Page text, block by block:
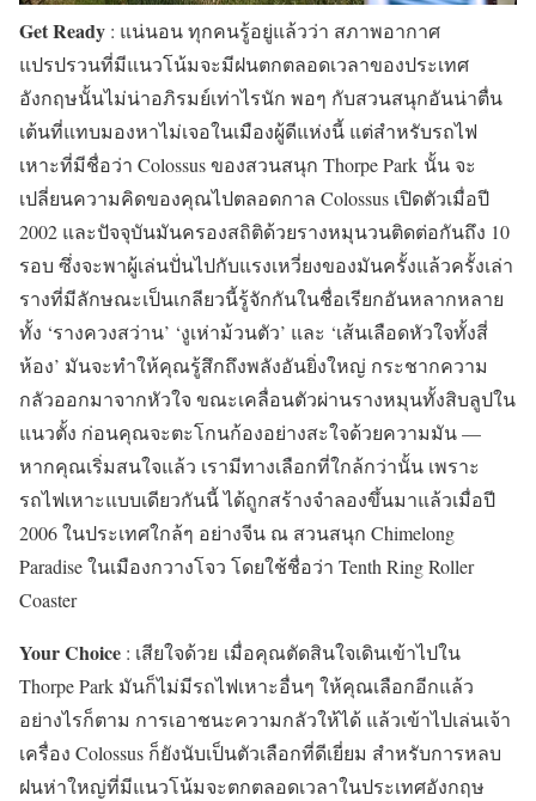
Get Ready : แน่นอน ทุกคนรู้อยู่แล้วว่า สภาพอากาศ
แปรปรวนที่มีแนวโน้มจะมีฝนตกตลอดเวลาของประเทศ
อังกฤษนั้นไม่น่าอภิรมย์เท่าไรนัก พอๆ กับสวนสนุกอันน่าตื่น
เต้นที่แทบมองหาไม่เจอในเมืองผู้ดีแห่งนี้ แต่สำหรับรถไฟ
เหาะที่มีชื่อว่า Colossus ของสวนสนุก Thorpe Park นั้น จะ
เปลี่ยนความคิดของคุณไปตลอดกาล Colossus เปิดตัวเมื่อปี
2002 และปัจจุบันมันครองสถิติด้วยรางหมุนวนติดต่อกันถึง 10
รอบ ซึ่งจะพาผู้เล่นปั่นไปกับแรงเหวี่ยงของมันครั้งแล้วครั้งเล่า
รางที่มีลักษณะเป็นเกลียวนี้รู้จักกันในชื่อเรียกอันหลากหลาย
ทั้ง ‘รางควงสว่าน’ ‘งูเห่าม้วนตัว’ และ ‘เส้นเลือดหัวใจทั้งสี่
ห้อง’ มันจะทำให้คุณรู้สึกถึงพลังอันยิ่งใหญ่ กระชากความ
กลัวออกมาจากหัวใจ ขณะเคลื่อนตัวผ่านรางหมุนทั้งสิบลูปใน
แนวตั้ง ก่อนคุณจะตะโกนก้องอย่างสะใจด้วยความมัน —
หากคุณเริ่มสนใจแล้ว เรามีทางเลือกที่ใกล้กว่านั้น เพราะ
รถไฟเหาะแบบเดียวกันนี้ ได้ถูกสร้างจำลองขึ้นมาแล้วเมื่อปี
2006 ในประเทศใกล้ๆ อย่างจีน ณ สวนสนุก Chimelong
Paradise ในเมืองกวางโจว โดยใช้ชื่อว่า Tenth Ring Roller
Coaster
Your Choice : เสียใจด้วย เมื่อคุณตัดสินใจเดินเข้าไปใน
Thorpe Park มันก็ไม่มีรถไฟเหาะอื่นๆ ให้คุณเลือกอีกแล้ว
อย่างไรก็ตาม การเอาชนะความกลัวให้ได้ แล้วเข้าไปเล่นเจ้า
เครื่อง Colossus ก็ยังนับเป็นตัวเลือกที่ดีเยี่ยม สำหรับการหลบ
ฝนห่าใหญ่ที่มีแนวโน้มจะตกตลอดเวลาในประเทศอังกฤษ